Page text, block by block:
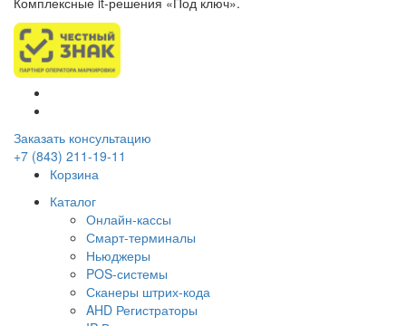
Заказать консультацию
+7 (843) 211-19-11
Корзина
Каталог
Онлайн-кассы
Смарт-терминалы
Ньюджеры
POS-системы
Сканеры штрих-кода
AHD Регистраторы